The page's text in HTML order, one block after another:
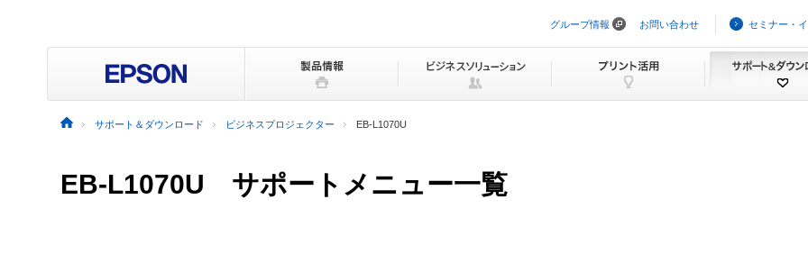
ビ
ョ
グループ情報 お問い合わせ セミナー・
サポート＆ダウンロード ビジネスプロジェクター EB-L1070U
EB-L1070U サポートメニュー一覧